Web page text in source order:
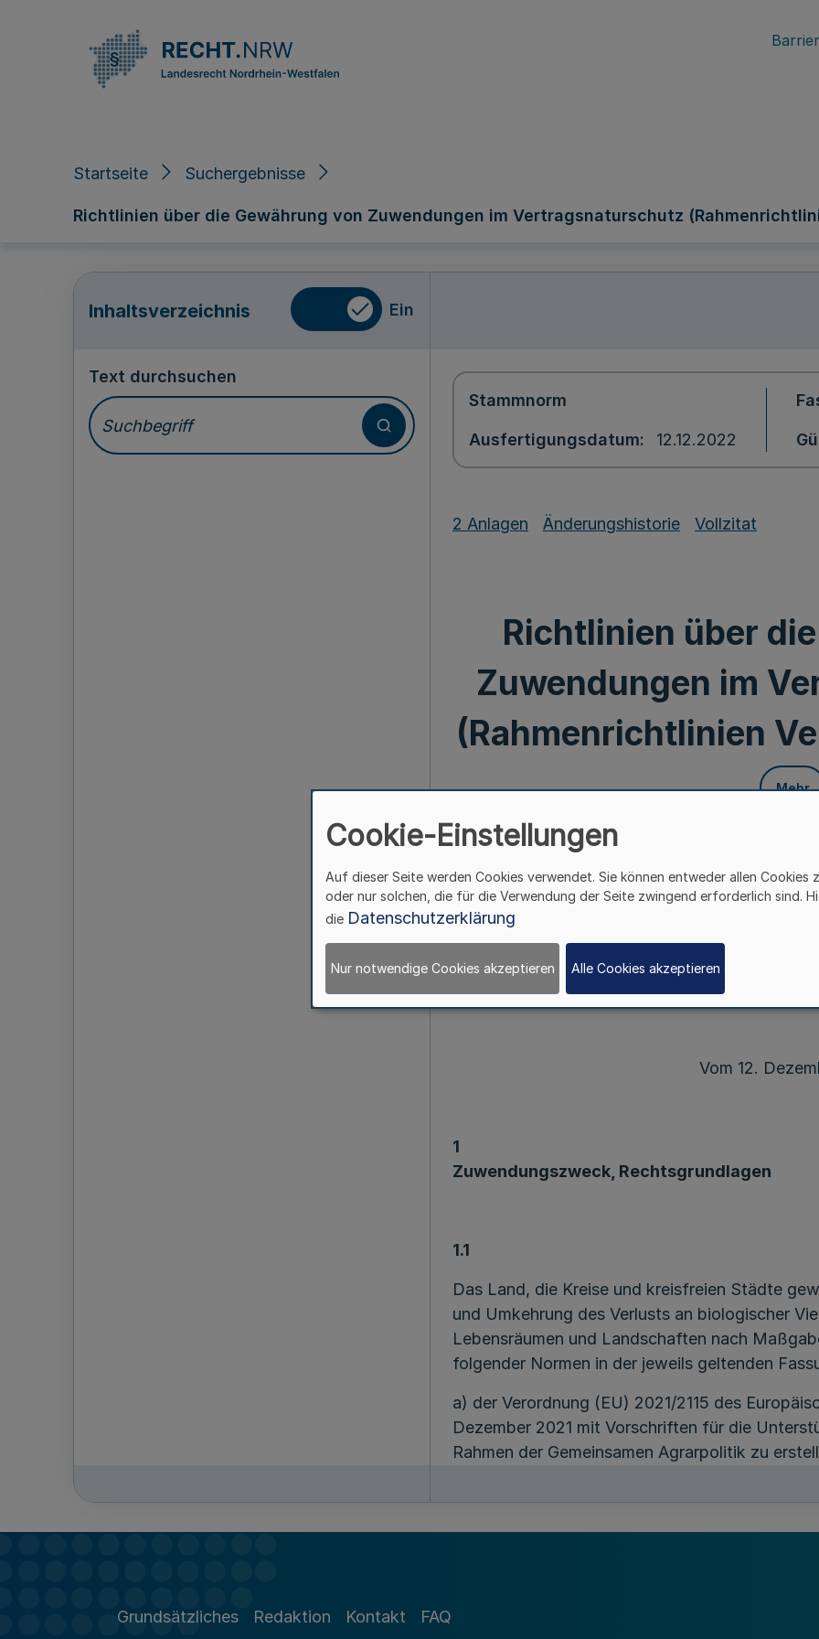
Startseite Suchergebnisse
Richtlinien über die Gewährung von Zuwendungen im Vertragsnaturschutz
Inhaltsverzeichnis Ein
Text durchsuchen
Stammnorm
Ausfertigungsdatum 12.12.2022
2 Anlagen Änderungshistorie Vollzitat
Richtlinien über
Zuwendungen im
(Rahmenrichtlinien
Mehr
Richtlinien über die
im Vertragsnaturschutz
des Ministeriums für Umwelt,
III-1-
Vom 12.
1
Zuwendungszweck, Rechtsgrundlagen
1.1
Das Land, die Kreise und kreisfreien Städte
und Umkehrung des Verlusts an biologischer
Lebensräumen und Landschaften nach
folgender Normen in der jeweils geltenden
a) der Verordnung (EU) 2021/2115 des
Dezember 2021 mit Vorschriften für die
Rahmen der Gemeinsamen Agrarpolitik zu
Landwirtschaftsfonds für die Entwicklung des
b) der Verordnung (EU) 2021/2116 des
Grundsätzliches Redaktion Kontakt FAQ
Cookie-Einstellungen
Auf dieser Seite werden Cookies verwendet. Sie können entweder allen Cookies
oder nur solchen, die für die Verwendung der Seite zwingend erforderlich sind.
die Datenschutzerklärung
Nur notwendige Cookies akzeptieren Alle Cookies akzeptieren